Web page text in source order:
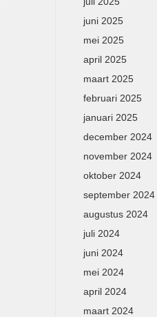
juni 2025
mei 2025
april 2025
maart 2025
februari 2025
januari 2025
december 2024
november 2024
oktober 2024
september 2024
augustus 2024
juli 2024
juni 2024
mei 2024
april 2024
maart 2024